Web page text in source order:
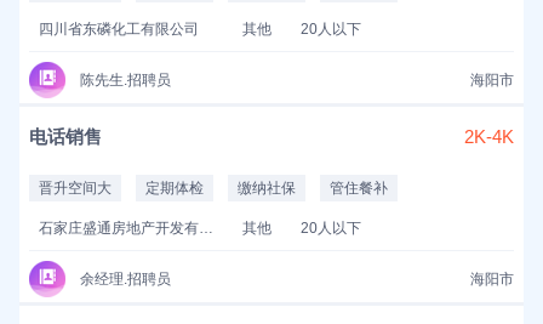
四川省东磷化工有限公司 其他 20人以下
陈先生.招聘员 海阳市
电话销售 2K-4K
晋升空间大 定期体检 缴纳社保 管住餐补
石家庄盛通房地产开发有限公司 其他 20人以下
余经理.招聘员 海阳市